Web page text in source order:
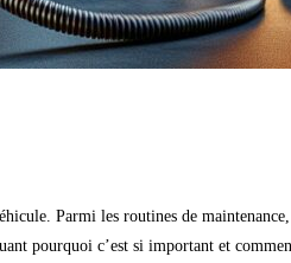
Parmi les routines de
pourquoi c’est si important et